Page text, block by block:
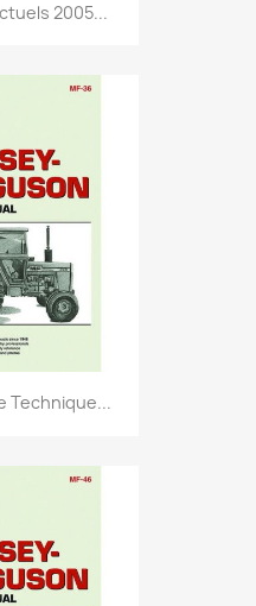
2005...
Technique...